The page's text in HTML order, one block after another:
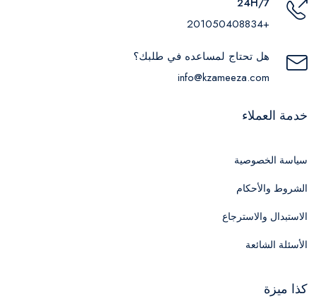
+201050408834
هل تحتاج لمساعده في طلبك؟
info@kzameeza.com
خدمة العملاء
سياسة الخصوصية
الشروط والأحكام
الاستبدال والاسترجاع
الأسئلة الشائعة
كذا ميزة